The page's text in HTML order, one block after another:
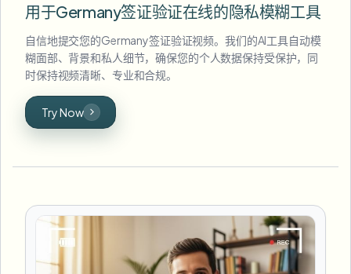
用于Germany签证验证在线的隐私模糊工具
自信地提交您的Germany签证验证视频。我们的AI工具自动模
糊面部、背景和私人细节，确保您的个人数据保持受保护，同
时保持视频清晰、专业和合规。
Try Now